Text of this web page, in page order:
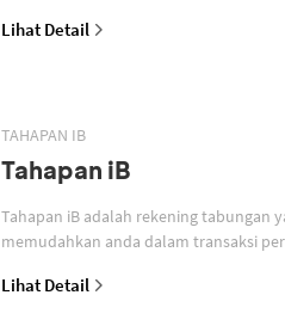
Lihat Detail
TAHAPAN IB
Tahapan iB
Tahapan iB adalah rekening tabungan
memudahkan anda dalam transaksi
Lihat Detail